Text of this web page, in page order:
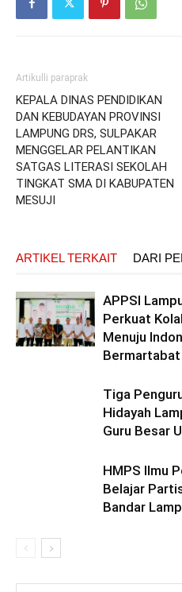
Artikulli paraprak
KEPALA DINAS PENDIDIKAN
DAN KEBUDAYAN PROVINSI
LAMPUNG DRS, SULPAKAR
MENGGELAR PELANTIKAN
SATGAS LITERASI SEKOLAH
TINGKAT SMA DI KABUPATEN
MESUJI
ARTIKEL TERKAIT DARI
APPSI
Perkuat
Menuju
Bermartabat
Tiga
Hidayah
Guru Besar
HMPS Ilmu
Belajar
Bandar